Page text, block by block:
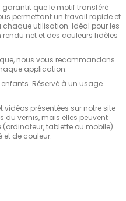
que le motif transféré
permettant un travail rapide et
utilisation. Idéal pour les
net et des couleurs fidèles
nous vous recommandons
application.
Réservé à un usage
vidéos présentées sur notre site
du vernis, mais elles peuvent
(ordinateur, tablette ou mobile)
et de couleur.